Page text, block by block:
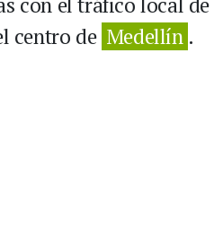
centro de Medellín .